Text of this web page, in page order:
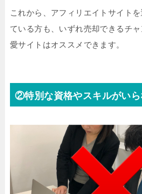
これから、アフィリエイトサイトを
ている方も、いずれ売却できるチ
愛サイトはオススメできます。
②特別な資格やスキルがいら